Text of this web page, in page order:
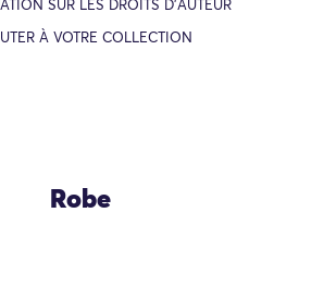
SUR LES DROITS D’AUTEUR
À VOTRE COLLECTION
Robe